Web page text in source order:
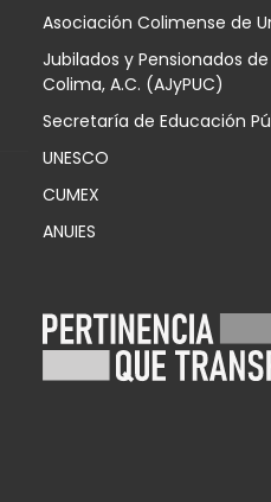
Asociación Colimense de
Jubilados y Pensionados
Colima, A.C. (AJyPUC)
Secretaría de Educación
UNESCO
CUMEX
ANUIES